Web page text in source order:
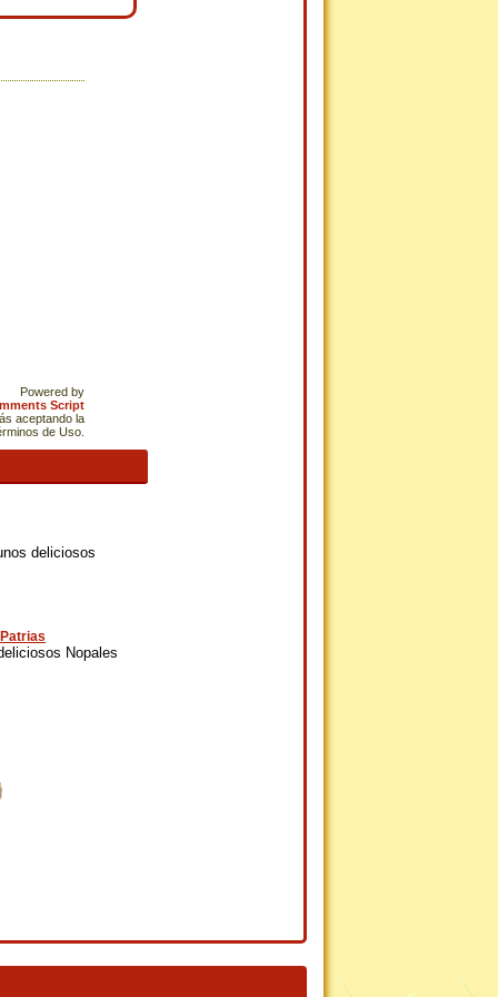
Powered by
Script
aceptando la
de Uso.
deliciosos
Nopales